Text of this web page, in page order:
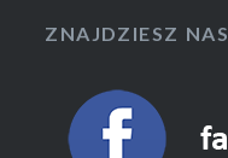
ZNAJDZIESZ NAS